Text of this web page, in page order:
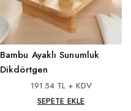
Bambu Ayaklı Sunumluk
Dikdörtgen
191.54 TL + KDV
SEPETE EKLE